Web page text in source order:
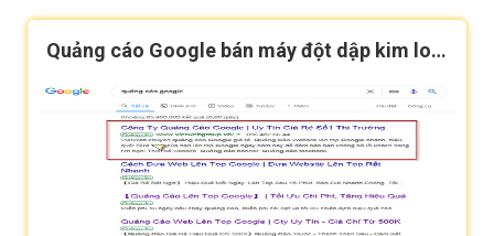
Quảng cáo Google bán máy đột dập kim loại